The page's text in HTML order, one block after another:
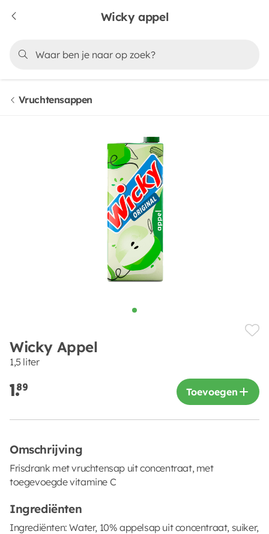
Wicky appel
Vruchtensappen
Wicky Appel
1,5 liter
1.89 Toevoegen
Omschrijving
Frisdrank met vruchtensap uit concentraat, met
toegevoegde vitamine C
Ingrediënten
Ingrediënten: Water, 10% appelsap uit concentraat, suiker,